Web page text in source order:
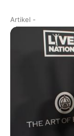
Artikel -